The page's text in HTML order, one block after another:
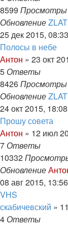
8599 Просмотры
Обновление
25 дек 2015, 08:33
Полосы в небе
Антон » 23 окт
5 Ответы
8426Просмотры
Обновление
24 окт 2015, 18:08
Прошу совета
Антон » 12 июл
7 Ответы
10332
Обновление
08 авг 2015, 13:56
VHS
скабичевский »
4 Ответы